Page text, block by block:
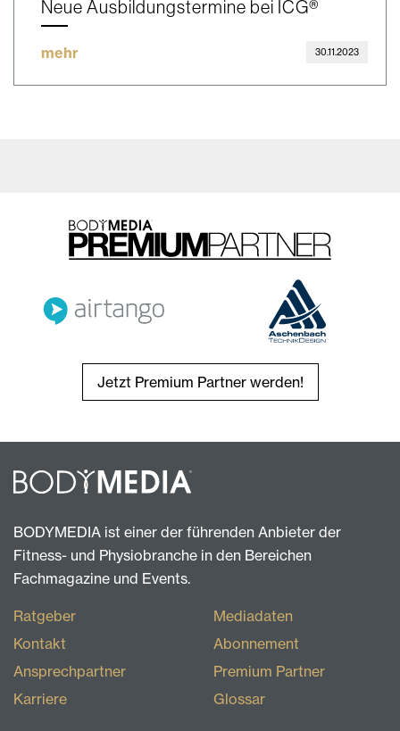
Neue Ausbildungstermine bei ICG®
mehr 30.11.2023
Jetzt Premium Partner werden!
BODYMEDIA ist einer der führenden Anbieter der
Fitness- und Physiobranche in den Bereichen
Fachmagazine und Events.
Ratgeber
Kontakt
Ansprechpartner
Karriere
Mediadaten
Abonnement
Premium Partner
Glossar